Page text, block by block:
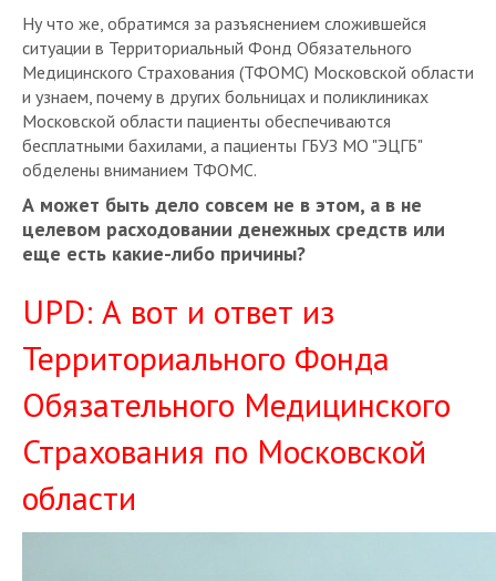
Ну что же, обратимся за разъяснением сложившейся
ситуации в Территориальный Фонд Обязательного
Медицинского Страхования (ТФОМС) Московской области
и узнаем, почему в других больницах и поликлиниках
Московской области пациенты обеспечиваются
бесплатными бахилами, а пациенты ГБУЗ МО "ЭЦГБ"
обделены вниманием ТФОМС.
А может быть дело совсем не в этом, а в не
целевом расходовании денежных средств или
еще есть какие-либо причины?
UPD: А вот и ответ из
Территориального Фонда
Обязательного Медицинского
Страхования по Московской
области